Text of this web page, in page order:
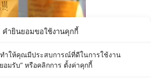
คำยินยอมขอใช้งานคุกกี้
ทำให้คุณมีประสบการณ์ที่ดีในการใช้งาน
อมรับ” หรือคลิกการ ตั้งค่าคุกกี้